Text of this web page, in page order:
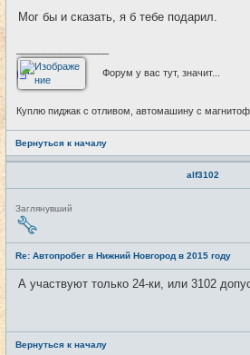
Мог бы и сказать, я б тебе подарил.
Форум у вас тут, значит...
Куплю пиджак с отливом, автомашину с
Вернуться к началу
alf3102
Н
е
в
т
и
Заглянувший
Re: Автопробег в Нижний Новгород в 2015 году
А участвуют только 24-ки, или 3102
Вернуться к началу